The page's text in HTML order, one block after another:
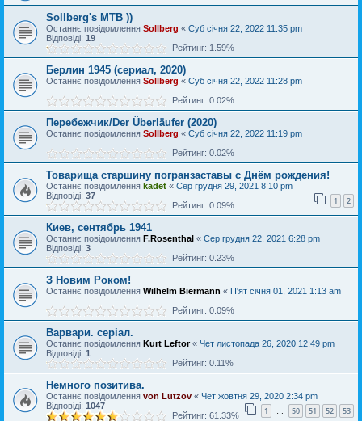
Sollberg's MTB ))
Останнє повідомлення Sollberg « Суб січня 22, 2022 11:35 pm
Відповіді: 19
Рейтинг: 1.59%
Берлин 1945 (сериал, 2020)
Останнє повідомлення Sollberg « Суб січня 22, 2022 11:28 pm
Рейтинг: 0.02%
Перебежчик/Der Überläufer (2020)
Останнє повідомлення Sollberg « Суб січня 22, 2022 11:19 pm
Рейтинг: 0.02%
Товарища старшину погранзаставы с Днём рождения!
Останнє повідомлення kadet « Сер грудня 29, 2021 8:10 pm
Відповіді: 37 1 2
Рейтинг: 0.09%
Киев, сентябрь 1941
Останнє повідомлення F.Rosenthal « Сер грудня 22, 2021 6:28 pm
Відповіді: 3
Рейтинг: 0.23%
З Новим Роком!
Останнє повідомлення Wilhelm Biermann « П'ят січня 01, 2021 1:13 am
Рейтинг: 0.09%
Варвари. серіал.
Останнє повідомлення Kurt Leftor« Чет листопада 26, 2020 12:49 pm
Відповіді: 1
Рейтинг: 0.11%
Немного позитива.
Останнє повідомлення von Lutzov « Чет жовтня 29, 2020 2:34 pm
Відповіді: 1047 1 … 50 51 52 53
Рейтинг: 61.33%